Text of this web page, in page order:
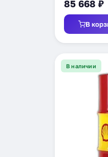
85 668 ₽
В
В наличии